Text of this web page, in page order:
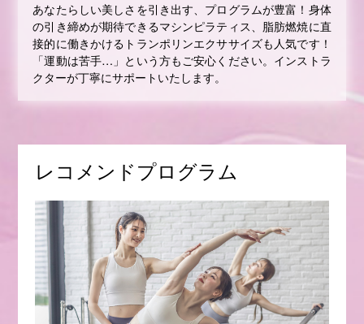
あなたらしい美しさを引き出す、プログラムが豊富！身体
の引き締めが期待できるマシンピラティス、脂肪燃焼に直
接的に働きかけるトランポリンエクササイズも人気です！
「運動は苦手…」という方もご安心ください。インストラ
クターが丁寧にサポートいたします。
レコメンドプログラム